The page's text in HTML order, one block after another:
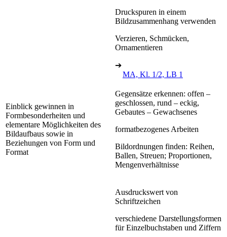
Druckspuren in einem
Bildzusammenhang verwenden
Verzieren, Schmücken,
Ornamentieren
➔
MA, Kl. 1/2, LB 1
Einblick gewinnen in
Formbesonderheiten und
elementare Möglichkeiten des
Bildaufbaus sowie in
Beziehungen von Form und
Format
Gegensätze erkennen: offen –
geschlossen, rund – eckig,
Gebautes – Gewachsenes
formatbezogenes Arbeiten
Bildordnungen finden: Reihen,
Ballen, Streuen; Proportionen,
Mengenverhältnisse
Ausdruckswert von
Schriftzeichen
verschiedene Darstellungsformen
für Einzelbuchstaben und Ziffern